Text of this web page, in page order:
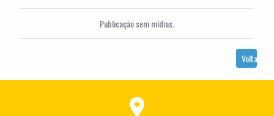
Publicação sem mídias.
Voltar